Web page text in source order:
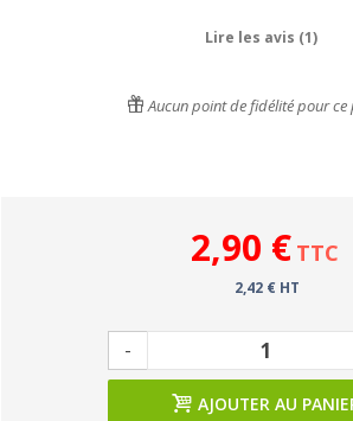
Lire les avis (1)
Aucun point de fidélité pour
2,90 € TTC
2,42 € HT
-
AJOUTER AU